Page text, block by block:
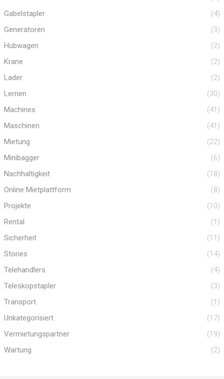
Gabelstapler
(4)
Generatoren
(3)
Hubwagen
(2)
Krane
(2)
Lader
(2)
Lernen
(30)
Machines
(41)
Maschinen
(41)
Mietung
(22)
Minibagger
(6)
Nachhaltigkeit
(18)
Online Mietplattform
(8)
Projekte
(10)
Rental
(1)
Sicherheit
(11)
Stories
(14)
Telehandlers
(4)
Teleskopstapler
(3)
Transport
(1)
Unkategorisiert
(17)
Vermietungspartner
(19)
Wartung
(2)